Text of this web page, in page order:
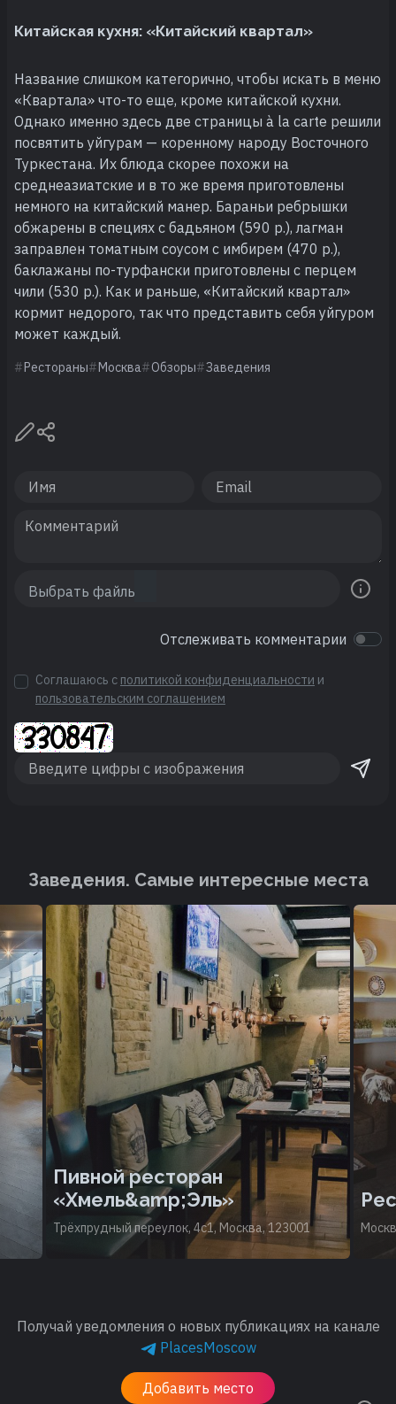
Китайская кухня: «Китайский квартал»
Название слишком категорично, чтобы искать в меню
«Квартала» что-то еще, кроме китайской кухни.
Однако именно здесь две страницы à la carte решили
посвятить уйгурам — коренному народу Восточного
Туркестана. Их блюда скорее похожи на
среднеазиатские и в то же время приготовлены
немного на китайский манер. Бараньи ребрышки
обжарены в специях с бадьяном (590 р.), лагман
заправлен томатным соусом с имбирем (470 р.),
баклажаны по-турфански приготовлены с перцем
чили (530 р.). Как и раньше, «Китайский квартал»
кормит недорого, так что представить себя уйгуром
может каждый.
Рестораны Москва Обзоры Заведения
Отслеживать комментарии
Соглашаюсь с политикой конфиденциальности и
пользовательским соглашением
Заведения. Cамые интересные места
Пивной ресторан
«Хмель&amp;Эль»
Трёхпрудный переулок, 4с1, Москва, 123001
Получай уведомления о новых публикациях на канале
PlacesMoscow
Добавить место